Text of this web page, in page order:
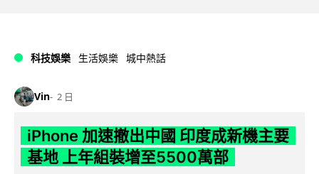
科技娛樂 生活娛樂 城中熱話
Vin 2 日
iPhone 加速撤出中國 印度成新機主要
基地 上年組裝增至5500萬部